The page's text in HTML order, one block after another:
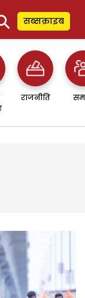
सब्सक्राइब
राजनीति